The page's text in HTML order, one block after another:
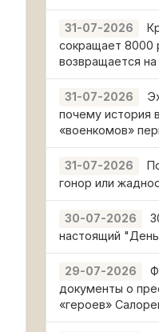
31-07-2026
сокращает 8000
возвращается
31-07-2026
почему история
«военкомов»
31-07-2026
гонор или
30-07-2026
настоящий
29-07-2026
документы о
«героев»